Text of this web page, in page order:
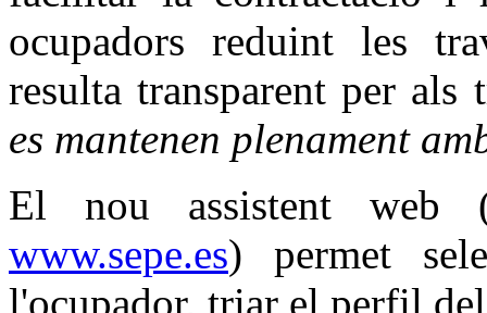
ocupadors reduint les
resulta transparent per als
es mantenen plenament
El nou assistent web
www.sepe.es) permet
l'ocupador, triar el perfil